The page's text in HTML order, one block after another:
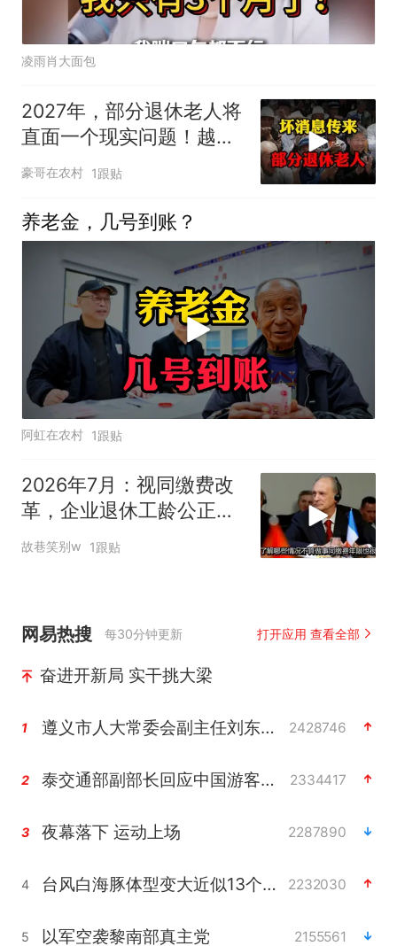
凌雨肖大面包
2027年，部分退休老人将
直面一个现实问题！越早
看懂越不吃亏
豪哥在农村 1跟贴
养老金，几号到账？
阿虹在农村 1跟贴
2026年7月：视同缴费改
革，企业退休工龄公正计
算大揭秘
故巷笑别w 1跟贴
网易热搜 每30分钟更新 打开应用 查看全部
奋进开新局 实干挑大梁
1 遵义市人大常委会副主任刘东明被查 2428746
2 泰交通部副部长回应中国游客遭歧视 2334417
3 夜幕落下 运动上场 2287890
4 台风白海豚体型变大近似13个浙江面积 2232030
5 以军空袭黎南部真主党 2155561